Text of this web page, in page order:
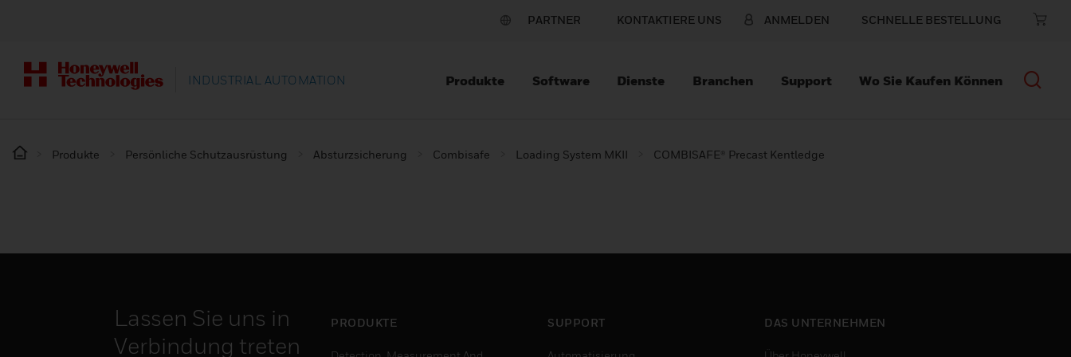
PARTNER KONTAKTIERE UNS ANMELDEN SCHNELLE BESTELLUNG
INDUSTRIAL AUTOMATION Produkte Software Dienste Branchen Support Wo Sie Kaufen Können
Produkte Persönliche Schutzausrüstung Absturzsicherung Combisafe Loading System MKII COMBISAFE® Precast Kentledge
Lassen Sie uns in
Verbindung treten
PRODUKTE SUPPORT DAS UNTERNEHMEN